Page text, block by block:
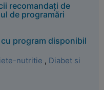
recomandați de
de programări
program disponibil
nutritie , Diabet si